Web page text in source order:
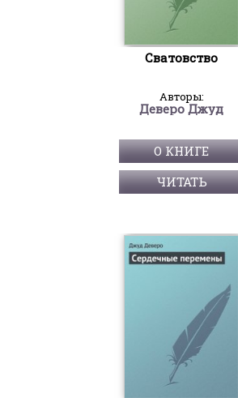
Сватовство
Авторы:
Деверо Джуд
О КНИГЕ
ЧИТАТЬ